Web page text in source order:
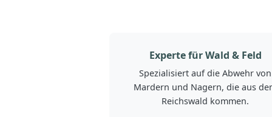
Experte für Wald & Feld
Spezialisiert auf die Abwehr von
Mardern und Nagern, die aus
Reichswald kommen.